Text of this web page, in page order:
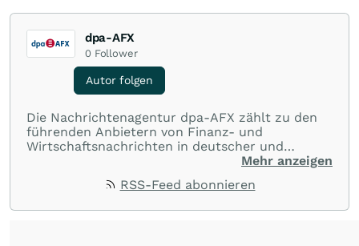
dpa-AFX
0 Follower
Autor folgen
Die Nachrichtenagentur dpa-AFX zählt zu den
führenden Anbietern von Finanz- und
Wirtschaftsnachrichten in deutscher und
englischer Sprache. Gestützt auf ein
dpa-AFX unabhängig, zuverlässig und schnell
Mehr anzeigen
RSS-Feed abonnieren